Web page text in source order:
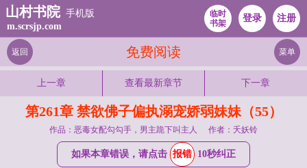
山村书院 手机版
m.scrsjp.com
临时
书架
登录 注册
免费阅读
返回 菜单
上一章 查看最新章节 下一章
第261章 禁欲佛子偏执溺宠娇弱妹妹（55）
作品：恶毒女配勾勾手，男主跪下叫主人 作者：夭妖铃
如果本章错误，请点击 报错 10秒纠正